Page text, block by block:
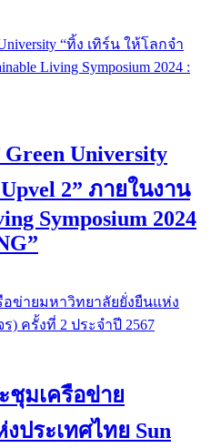
University
2” ภายในงาน
Symposium 2024
ชุมเครือข่าย
ประเทศไทย Sun